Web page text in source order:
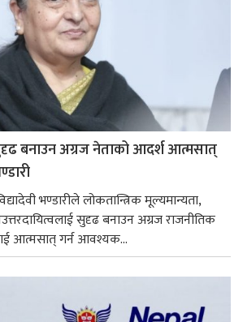
बनाउन अग्रज नेताको आदर्श आत्मसात्
भण्डारीले लोकतान्त्रिक मूल्यमान्यता,
सुदृढ बनाउन अग्रज राजनीतिक
आत्मसात् गर्न आवश्यक...